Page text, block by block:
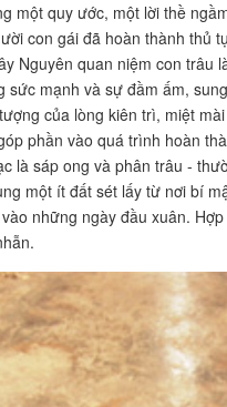
một quy ước, một lời thề
con gái đã hoàn thành thủ
Nguyên quan niệm con trâu
sức mạnh và sự đầm ấm,
của lòng kiên trì, miệt
phần vào quá trình hoàn
là sáp ong và phân trâu -
một ít đất sét lấy từ nơi bí
những ngày đầu xuân.